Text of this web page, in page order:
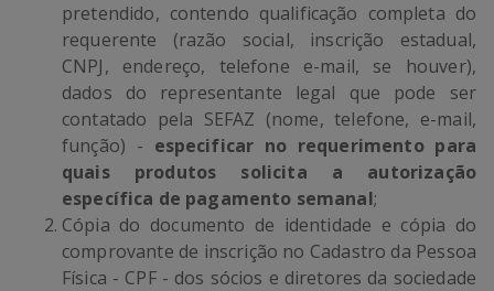
pretendido, contendo qualificação completa do
requerente (razão social, inscrição estadual,
CNPJ, endereço, telefone e-mail, se houver),
dados do representante legal que pode ser
contatado pela SEFAZ (nome, telefone, e-mail,
função) - especificar no requerimento para
quais produtos solicita a autorização
específica de pagamento semanal;
Cópia do documento de identidade e cópia do
comprovante de inscrição no Cadastro da Pessoa
Física - CPF - dos sócios e diretores da sociedade